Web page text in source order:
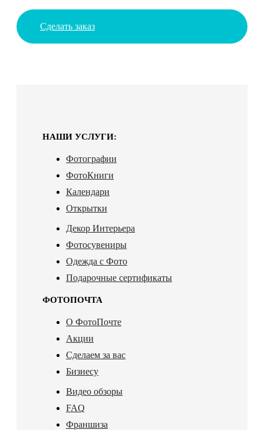
Сделать заказ
НАШИ УСЛУГИ:
Фотографии
ФотоКниги
Календари
Открытки
Декор Интерьера
Фотосувениры
Одежда с Фото
Подарочные сертификаты
ФОТОПОЧТА
О ФотоПочте
Акции
Сделаем за вас
Бизнесу
Видео обзоры
FAQ
Франшиза